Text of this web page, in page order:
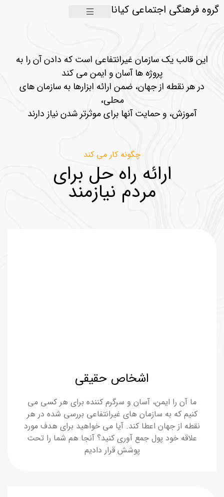
گروه فرهنگی اجتماعی کیانا
این قالب یک سازمان غیرانتفاعی است که دادن آن را به
پروژه ها آسان و ایمن می کند
در هر نقطه از جهان، ضمن ارائه ابزارها به سازمان های
محلی،
آموزش، و حمایت آنها برای موثرتر شدن نیاز دارند
چگونه کار می کند
ارائه راه حل برای
مردم نیازمند
اشخاص حقیقی
ما آن را ایمن، آسان و سرگرم کننده برای هر کسی می
کنیم که به سازمان های غیرانتفاعی بررسی شده در هر
نقطه از جهان اعطا کند. آیا می خواهید برای هدف مورد
علاقه خود پول جمع آوری کنید؟ آنجا هم شما را تحت
پوشش قرار دادیم